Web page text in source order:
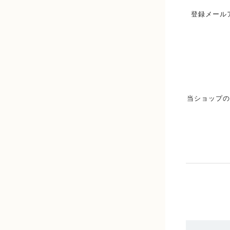
登録メール
当ショップ